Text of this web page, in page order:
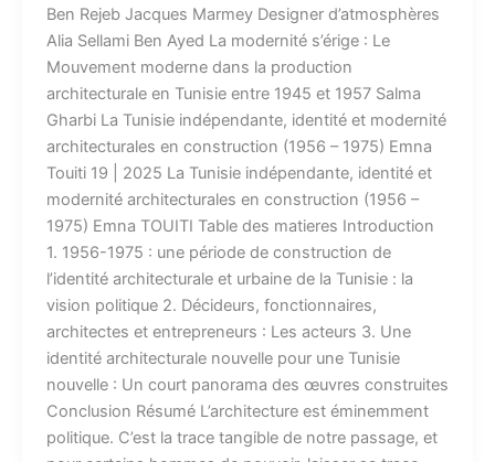
Ben Rejeb Jacques Marmey Designer d’atmosphères
Alia Sellami Ben Ayed La modernité s’érige : Le
Mouvement moderne dans la production
architecturale en Tunisie entre 1945 et 1957 Salma
Gharbi La Tunisie indépendante, identité et modernité
architecturales en construction (1956 – 1975) Emna
Touiti 19 | 2025 La Tunisie indépendante, identité et
modernité architecturales en construction (1956 –
1975) Emna TOUITI Table des matieres Introduction
1. 1956-1975 : une période de construction de
l’identité architecturale et urbaine de la Tunisie : la
vision politique 2. Décideurs, fonctionnaires,
architectes et entrepreneurs : Les acteurs 3. Une
identité architecturale nouvelle pour une Tunisie
nouvelle : Un court panorama des œuvres construites
Conclusion Résumé L’architecture est éminemment
politique. C’est la trace tangible de notre passage, et